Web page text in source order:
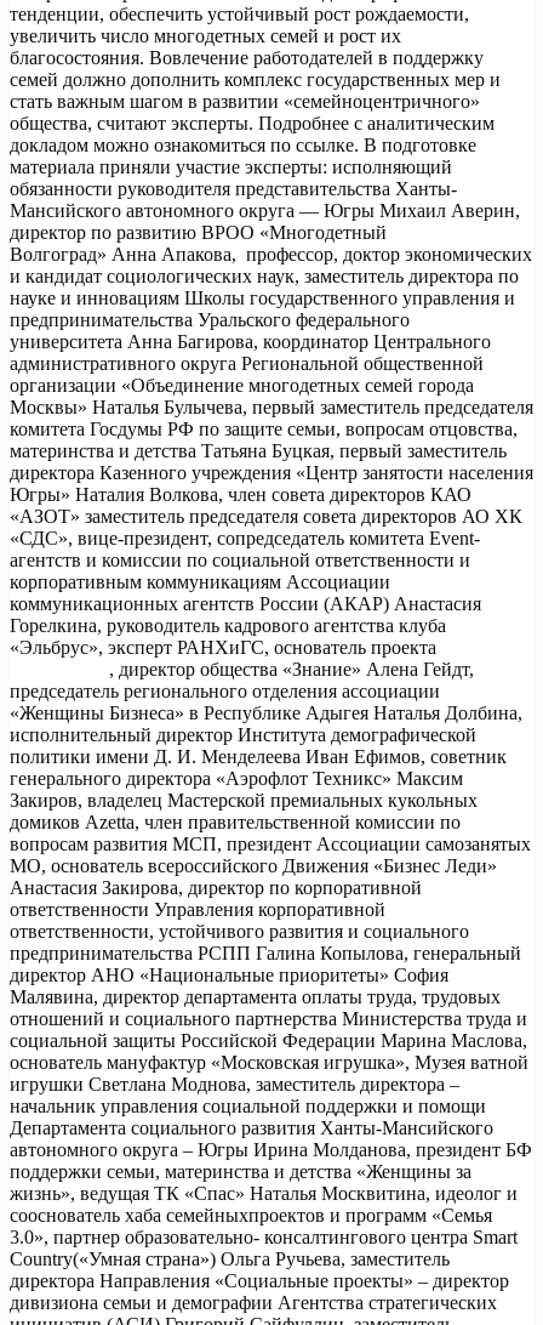
, директор общества «Знание» Алена Гейдт,
председатель регионального отделения ассоциации
«Женщины Бизнеса» в Республике Адыгея Наталья Долбина,
исполнительный директор Института демографической
политики имени Д. И. Менделеева Иван Ефимов, советник
генерального директора «Аэрофлот Техникс» Максим
Закиров, владелец Мастерской премиальных кукольных
домиков Azetta, член правительственной комиссии по
вопросам развития МСП, президент Ассоциации самозанятых
МО, основатель всероссийского Движения «Бизнес Леди»
Анастасия Закирова, директор по корпоративной
ответственности Управления корпоративной
ответственности, устойчивого развития и социального
предпринимательства РСПП Галина Копылова, генеральный
директор АНО «Национальные приоритеты» София
Малявина, директор департамента оплаты труда, трудовых
отношений и социального партнерства Министерства труда и
социальной защиты Российской Федерации Марина Маслова,
основатель мануфактур «Московская игрушка», Музея ватной
игрушки Светлана Моднова, заместитель директора –
начальник управления социальной поддержки и помощи
Департамента социального развития Ханты-Мансийского
автономного округа – Югры Ирина Молданова, президент БФ
поддержки семьи, материнства и детства «Женщины за
жизнь», ведущая ТК «Спас» Наталья Москвитина, идеолог и
сооснователь хаба семейныхпроектов и программ «Семья
3.0», партнер образовательно- консалтингового центра Smart
Country(«Умная страна») Ольга Ручьева, заместитель
директора Направления «Социальные проекты» – директор
дивизиона семьи и демографии Агентства стратегических